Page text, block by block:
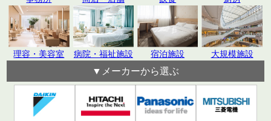
理容・美容室 病院・福祉施設 宿泊施設 大規模施設
▼メーカーから選ぶ